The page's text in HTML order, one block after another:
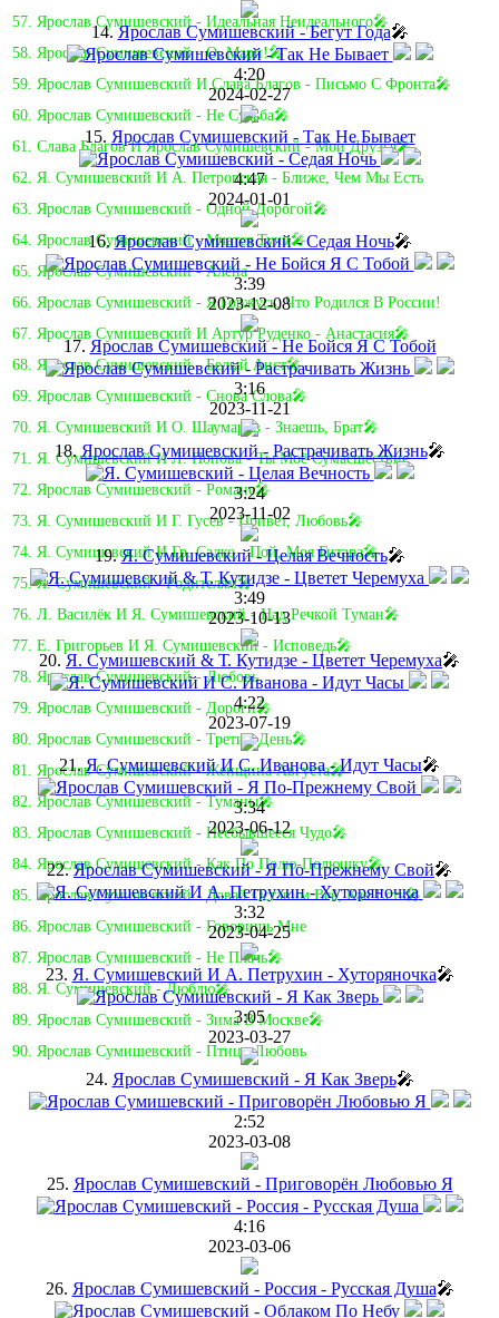
57. Ярослав Сумишевский - Идеальная Неидеального🎤
58. Ярослав Сумишевский - О, Мари!🎤
59. Ярослав Сумишевский И Слава Благов - Письмо С Фронта🎤
60. Ярослав Сумишевский - Не Судьба🎤
61. Слава Благов И Ярослав Сумишевский - Мои Друзья🎤
62. Я. Сумишевский И А. Петровская - Ближе, Чем Мы Есть
63. Ярослав Сумишевский - Одной Дорогой🎤
64. Ярослав Сумишевский - Мчатся Тучи🎤
65. Ярослав Сумишевский - Алёна
66. Ярослав Сумишевский - Я Горжусь, Что Родился В России!
67. Ярослав Сумишевский И Артур Руденко - Анастасия🎤
68. Ярослав Сумишевский - Белый Аист🎤
69. Ярослав Сумишевский - Снова Слова🎤
70. Я. Сумишевский И О. Шаумаров - Знаешь, Брат🎤
71. Я. Сумишевский И Л. Попова - Ты Моё Сумасшествие
72. Ярослав Сумишевский - Романс🎤
73. Я. Сумишевский И Г. Гусев - Привет, Любовь🎤
74. Я. Сумишевский И Гр. Садко - Пой, Моя Гитара🎤
75. Я. Сумишевский - Родителям🎤
76. Л. Василёк И Я. Сумишевский - Над Речкой Туман🎤
77. Е. Григорьев И Я. Сумишевский - Исповедь🎤
78. Ярослав Сумишевский - Любовь
79. Ярослав Сумишевский - Дороги🎤
80. Ярослав Сумишевский - Третий День🎤
81. Ярослав Сумишевский - Женщина Августа🎤
82. Ярослав Сумишевский - Туманы🎤
83. Ярослав Сумишевский - Несбывшееся Чудо🎤
84. Ярослав Сумишевский - Как По Полю-Полюшку🎤
85. Ярослав Сумишевский - Давай Оставим Всё, Как Есть🎤
86. Ярослав Сумишевский - Говоришь Мне
87. Ярослав Сумишевский - Не Плачь🎤
88. Я. Сумишевский - Люблю🎤
89. Ярослав Сумишевский - Зима В Москве🎤
90. Ярослав Сумишевский - Птица-Любовь
14.Ярослав Сумишевский - Бегут Года🎤
4:20
2024-02-27
15. Ярослав Сумишевский - Так Не Бывает
4:47
2024-01-01
16.Ярослав Сумишевский - Седая Ночь🎤
3:39
2023-12-08
17. Ярослав Сумишевский - Не Бойся Я С Тобой
3:16
2023-11-21
18. Ярослав Сумишевский - Растрачивать Жизнь🎤
3:24
2023-11-02
19.Я. Сумишевский - Целая Вечность🎤
3:49
2023-10-13
20.Я. Сумишевский & Т. Кутидзе - Цветет Черемуха🎤
4:22
2023-07-19
21.Я. Сумишевский И С. Иванова - Идут Часы🎤
3:34
2023-06-12
22.Ярослав Сумишевский - Я По-Прежнему Свой🎤
3:32
2023-04-25
23. Я. Сумишевский И А. Петрухин - Хуторяночка🎤
3:05
2023-03-27
24. Ярослав Сумишевский - Я Как Зверь🎤
2:52
2023-03-08
25. Ярослав Сумишевский - Приговорён Любовью Я
4:16
2023-03-06
26. Ярослав Сумишевский - Россия - Русская Душа🎤